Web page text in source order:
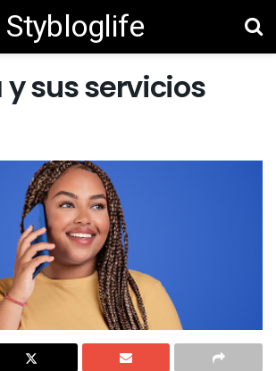
Stybloglife
sus servicios